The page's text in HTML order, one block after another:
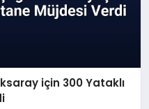
için 300 Yataklı